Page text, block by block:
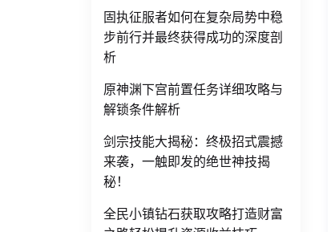
固执征服者如何在复杂局势中稳
步前行并最终获得成功的深度剖
析
原神渊下宫前置任务详细攻略与
解锁条件解析
剑宗技能大揭秘：终极招式震撼
来袭，一触即发的绝世神技揭
秘！
全民小镇钻石获取攻略打造财富